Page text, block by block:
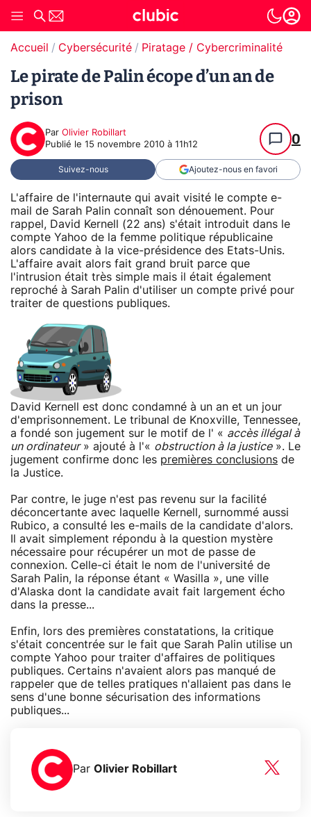
Accueil Cybersécurité Piratage / Cybercriminalité
Le pirate de Palin écope d’un an de
prison
Par Olivier Robillart
Publié le 15 novembre 2010 à 11h12 0
Suivez-nous Ajoutez-nous en favori
L'affaire de l'internaute qui avait visité le compte e-
mail de Sarah Palin connaît son dénouement. Pour
rappel, David Kernell (22 ans) s'était introduit dans le
compte Yahoo de la femme politique républicaine
alors candidate à la vice-présidence des Etats-Unis.
L'affaire avait alors fait grand bruit parce que
l'intrusion était très simple mais il était également
reproché à Sarah Palin d'utiliser un compte privé pour
traiter de questions publiques.
David Kernell est donc condamné à un an et un jour
d'emprisonnement. Le tribunal de Knoxville, Tennessee,
a fondé son jugement sur le motif de l' « accès illégal à
un ordinateur» ajouté à l'« obstruction à la justice». Le
jugement confirme donc les premières conclusions de
la Justice.
Par contre, le juge n'est pas revenu sur la facilité
déconcertante avec laquelle Kernell, surnommé aussi
Rubico, a consulté les e-mails de la candidate d'alors.
Il avait simplement répondu à la question mystère
nécessaire pour récupérer un mot de passe de
connexion. Celle-ci était le nom de l'université de
Sarah Palin, la réponse étant « Wasilla », une ville
d'Alaska dont la candidate avait fait largement écho
dans la presse...
Enfin, lors des premières constatations, la critique
s'était concentrée sur le fait que Sarah Palin utilise un
compte Yahoo pour traiter d'affaires de politiques
publiques. Certains n'avaient alors pas manqué de
rappeler que de telles pratiques n'allaient pas dans le
sens d'une bonne sécurisation des informations
publiques...
Par Olivier Robillart